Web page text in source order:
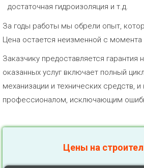
достаточная гидроизоляция и т.д.
За годы работы мы обрели опыт,
Цена остается неизменной с момента
Заказчику предоставляется
оказанных услуг включает полный
механизации и технических средств,
профессионалом, исключающим
Цены на